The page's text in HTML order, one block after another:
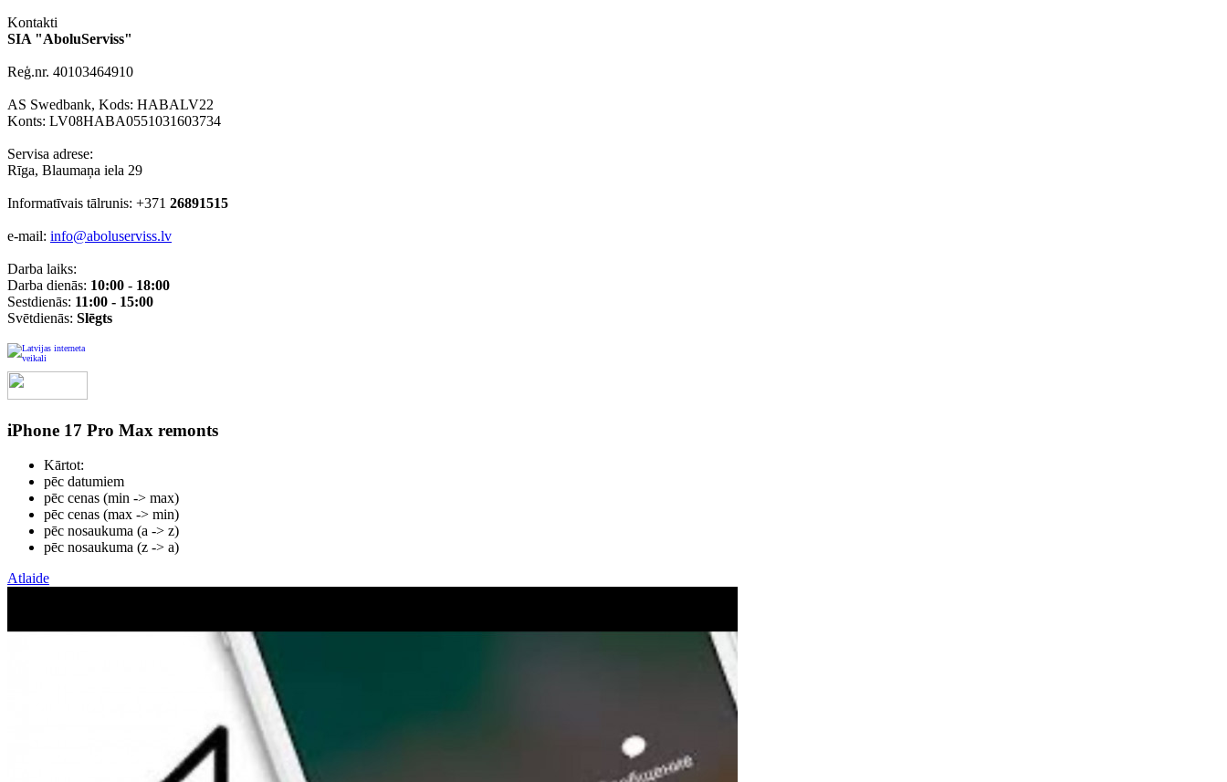
Kontakti
SIA "AboluServiss"
Reģ.nr. 40103464910
AS Swedbank, Kods: HABALV22
Konts: LV08HABA0551031603734
Servisa adrese:
Rīga, Blaumaņa iela 29
Informatīvais tālrunis: +371 26891515
e-mail: info@aboluserviss.lv
Darba laiks:
Darba dienās: 10:00 - 18:00
Sestdienās: 11:00 - 15:00
Svētdienās: Slēgts
iPhone 17 Pro Max remonts
Kārtot:
pēc datumiem
pēc cenas (min -> max)
pēc cenas (max -> min)
pēc nosaukuma (а -> z)
pēc nosaukuma (z -> а)
Atlaide